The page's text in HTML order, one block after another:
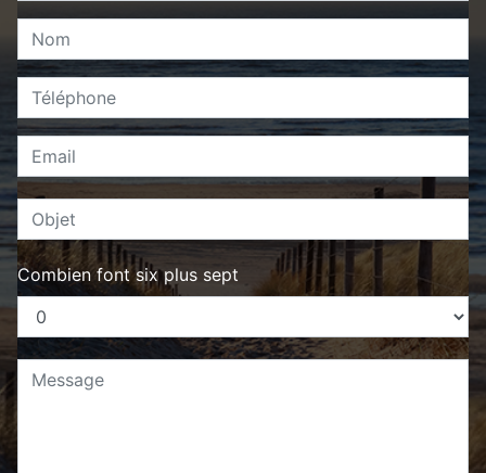
Combien font six plus sept